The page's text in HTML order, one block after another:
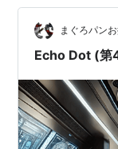
ジ）はセール
の方針が変わっ
まぐろパン
Echo Dot (第